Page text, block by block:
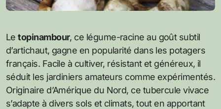
Letopinambour, ce légume-racine au goût subtil
d’artichaut, gagne en popularité dans les potagers
français. Facile à cultiver, résistant et généreux, il
séduit les jardiniers amateurs comme expérimentés.
Originaire d’Amérique du Nord, ce tubercule vivace
s’adapte à divers sols et climats, tout en apportant